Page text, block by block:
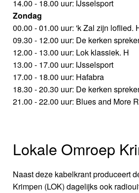
14.00 - 18.00 uur: IJsselsport
Zondag
00.00 - 01.00 uur: 'k Zal zijn loflied.
09.30 - 12.00 uur: De kerken
12.00 - 13.00 uur: Lok klassiek. H
13.00 - 17.00 uur: IJsselsport
17.00 - 18.00 uur: Hafabra
18.30 - 20.30 uur: De kerken
21.00 - 22.00 uur: Blues and More
Lokale Omroep
Naast deze kabelkrant produceert
Krimpen (LOK) dagelijks ook